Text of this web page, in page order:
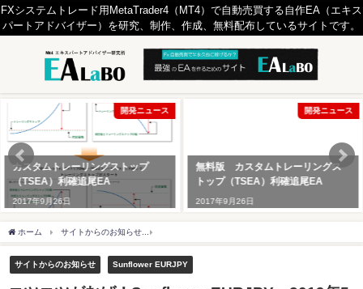
FXシステムトレード用MetaTrader4（MT4）で自動売買する自作EA（エキス
パートアドバイザー）を研究、制作、作成、無料配布しているサイトです。
開発ニュース
カスタムトレーリングストップ
（TSEA）利確追尾EA
2017年9月26日
開発ニュース
無料版 カスタムトレーリングス
トップ（TSEA）利確追尾EA
2017年9月26日
ホーム サイトからのお知らせ
サイトからのお知らせ Sunflower EURJPY